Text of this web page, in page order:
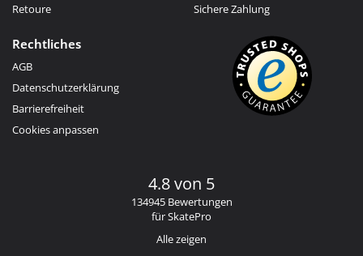
Retoure
Sichere Zahlung
Rechtliches
AGB
Datenschutzerklärung
Barrierefreiheit
Cookies anpassen
4.8 von 5
134945 Bewertungen
für SkatePro
Alle zeigen